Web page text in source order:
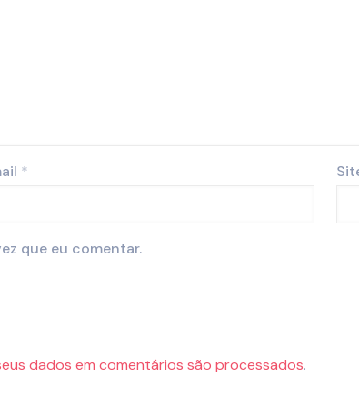
*
que eu comentar.
dados em comentários são processados.